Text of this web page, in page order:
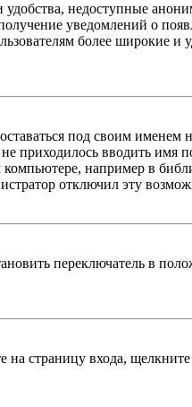
недоступные
уведомлений о
более широкие
под своим именем
приходилось вводить имя
например в
отключил эту
переключатель в
страницу входа,